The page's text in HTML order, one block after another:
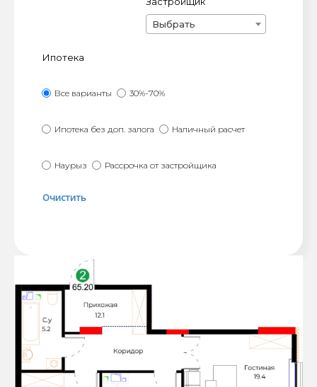
Выбрать
Ипотека
Все варианты 30%-70%
Ипотека без доп. залога Наличный расчет
Наурыз Рассрочка от застройщика
Очистить